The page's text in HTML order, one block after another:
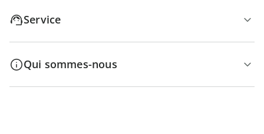
Service
Qui sommes-nous